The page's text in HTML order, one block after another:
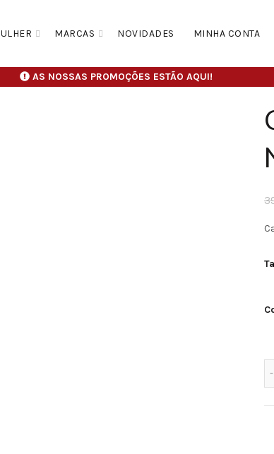
MARCAS NOVIDADES MINHA CONTA
AS NOSSAS PROMOÇÕES ESTÃO AQUI!